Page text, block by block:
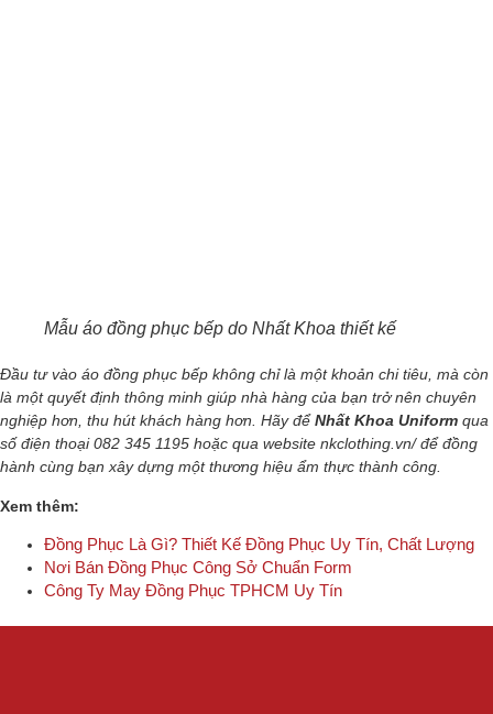
Mẫu áo đồng phục bếp do Nhất Khoa thiết kế
Đầu tư vào áo đồng phục bếp không chỉ là một khoản chi tiêu, mà còn
là một quyết định thông minh giúp nhà hàng của bạn trở nên chuyên
nghiệp hơn, thu hút khách hàng hơn. Hãy đểNhất Khoa Uniform qua
số điện thoại082 345 1195 hoặc qua website nkclothing.vn/để đồng
hành cùng bạn xây dựng một thương hiệu ẩm thực thành công.
Xem thêm:
Đồng Phục Là Gì? Thiết Kế Đồng Phục Uy Tín, Chất Lượng
Nơi Bán Đồng Phục Công Sở Chuẩn Form
Công Ty May Đồng Phục TPHCM Uy Tín